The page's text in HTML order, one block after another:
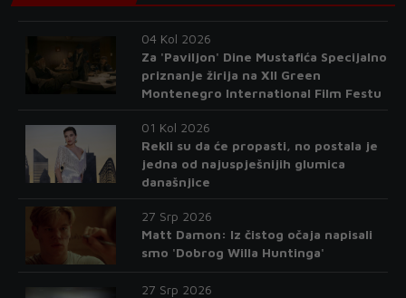
04 Kol 2026
Za 'Paviljon' Dine Mustafića Specijalno
priznanje žirija na XII Green
Montenegro International Film Festu
01 Kol 2026
Rekli su da će propasti, no postala je
jedna od najuspješnijih glumica
današnjice
27 Srp 2026
Matt Damon: Iz čistog očaja napisali
smo 'Dobrog Willa Huntinga'
27 Srp 2026